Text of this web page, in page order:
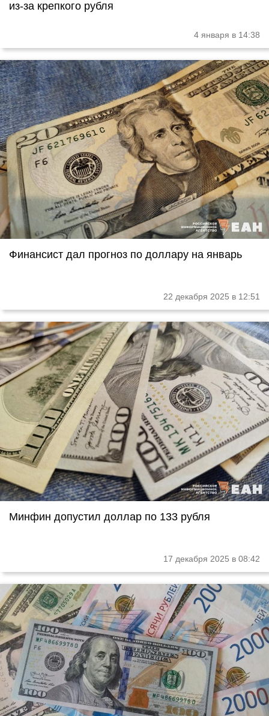
из-за крепкого рубля
4 января в 14:38
Финансист дал прогноз по доллару на январь
22 декабря 2025 в 12:51
Минфин допустил доллар по 133 рубля
17 декабря 2025 в 08:42